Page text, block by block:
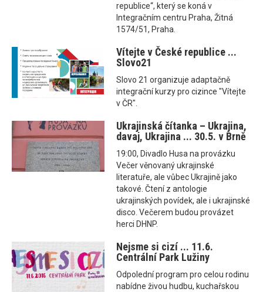
republice“, který se koná v
Integračním centru Praha, Žitná
1574/51, Praha.
Vítejte v České republice ...
Slovo21
Slovo 21 organizuje adaptačně
integrační kurzy pro cizince "Vítejte
v ČR".
Ukrajinská čítanka – Ukrajina,
davaj, Ukrajina ... 30.5. v Brně
19:00, Divadlo Husa na provázku
Večer věnovaný ukrajinské
literatuře, ale vůbec Ukrajině jako
takové. Čtení z antologie
ukrajinských povídek, ale i ukrajinské
disco. Večerem budou provázet
herci DHNP.
Nejsme si cizí ... 11.6.
Centrální Park Lužiny
Odpolední program pro celou rodinu
nabídne živou hudbu, kuchařskou